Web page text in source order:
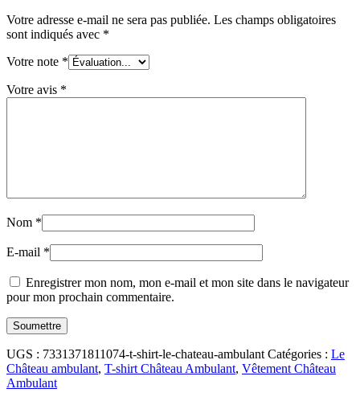
Votre adresse e-mail ne sera pas publiée. Les champs obligatoires
sont indiqués avec *
Votre note *
Votre avis *
Nom *
E-mail *
Enregistrer mon nom, mon e-mail et mon site dans le navigateur
pour mon prochain commentaire.
UGS : 7331371811074-t-shirt-le-chateau-ambulant Catégories : Le
Château ambulant, T-shirt Château Ambulant, Vêtement Château
Ambulant